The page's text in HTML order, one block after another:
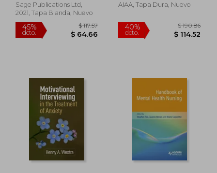
45%
dcto.
$ 180.80
$ 99.44 dcto. $
Sage Publications Ltd,
2021, Tapa Blanda, Nuevo
AIAA, Tapa Dura, Nuevo